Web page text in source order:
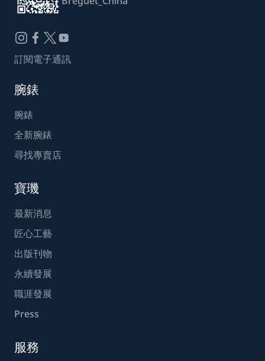
訂閱電子通訊
腕錶
腕錶
全新腕錶
尋找專賣店
寶璣
最新消息
匠心工藝
出版刊物
永續發展
職涯發展
Press
服務